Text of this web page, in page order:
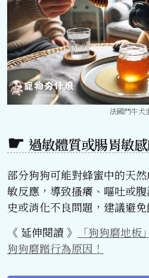
法國鬥牛犬
過敏體質或腸胃敏
部分狗狗可能對蜂蜜中的天
敏反應，導致搔癢、嘔吐或
史或消化不良問題，建議避免
《 延伸閱讀 》
「狗狗磨地
狗狗磨蹭行為原因！